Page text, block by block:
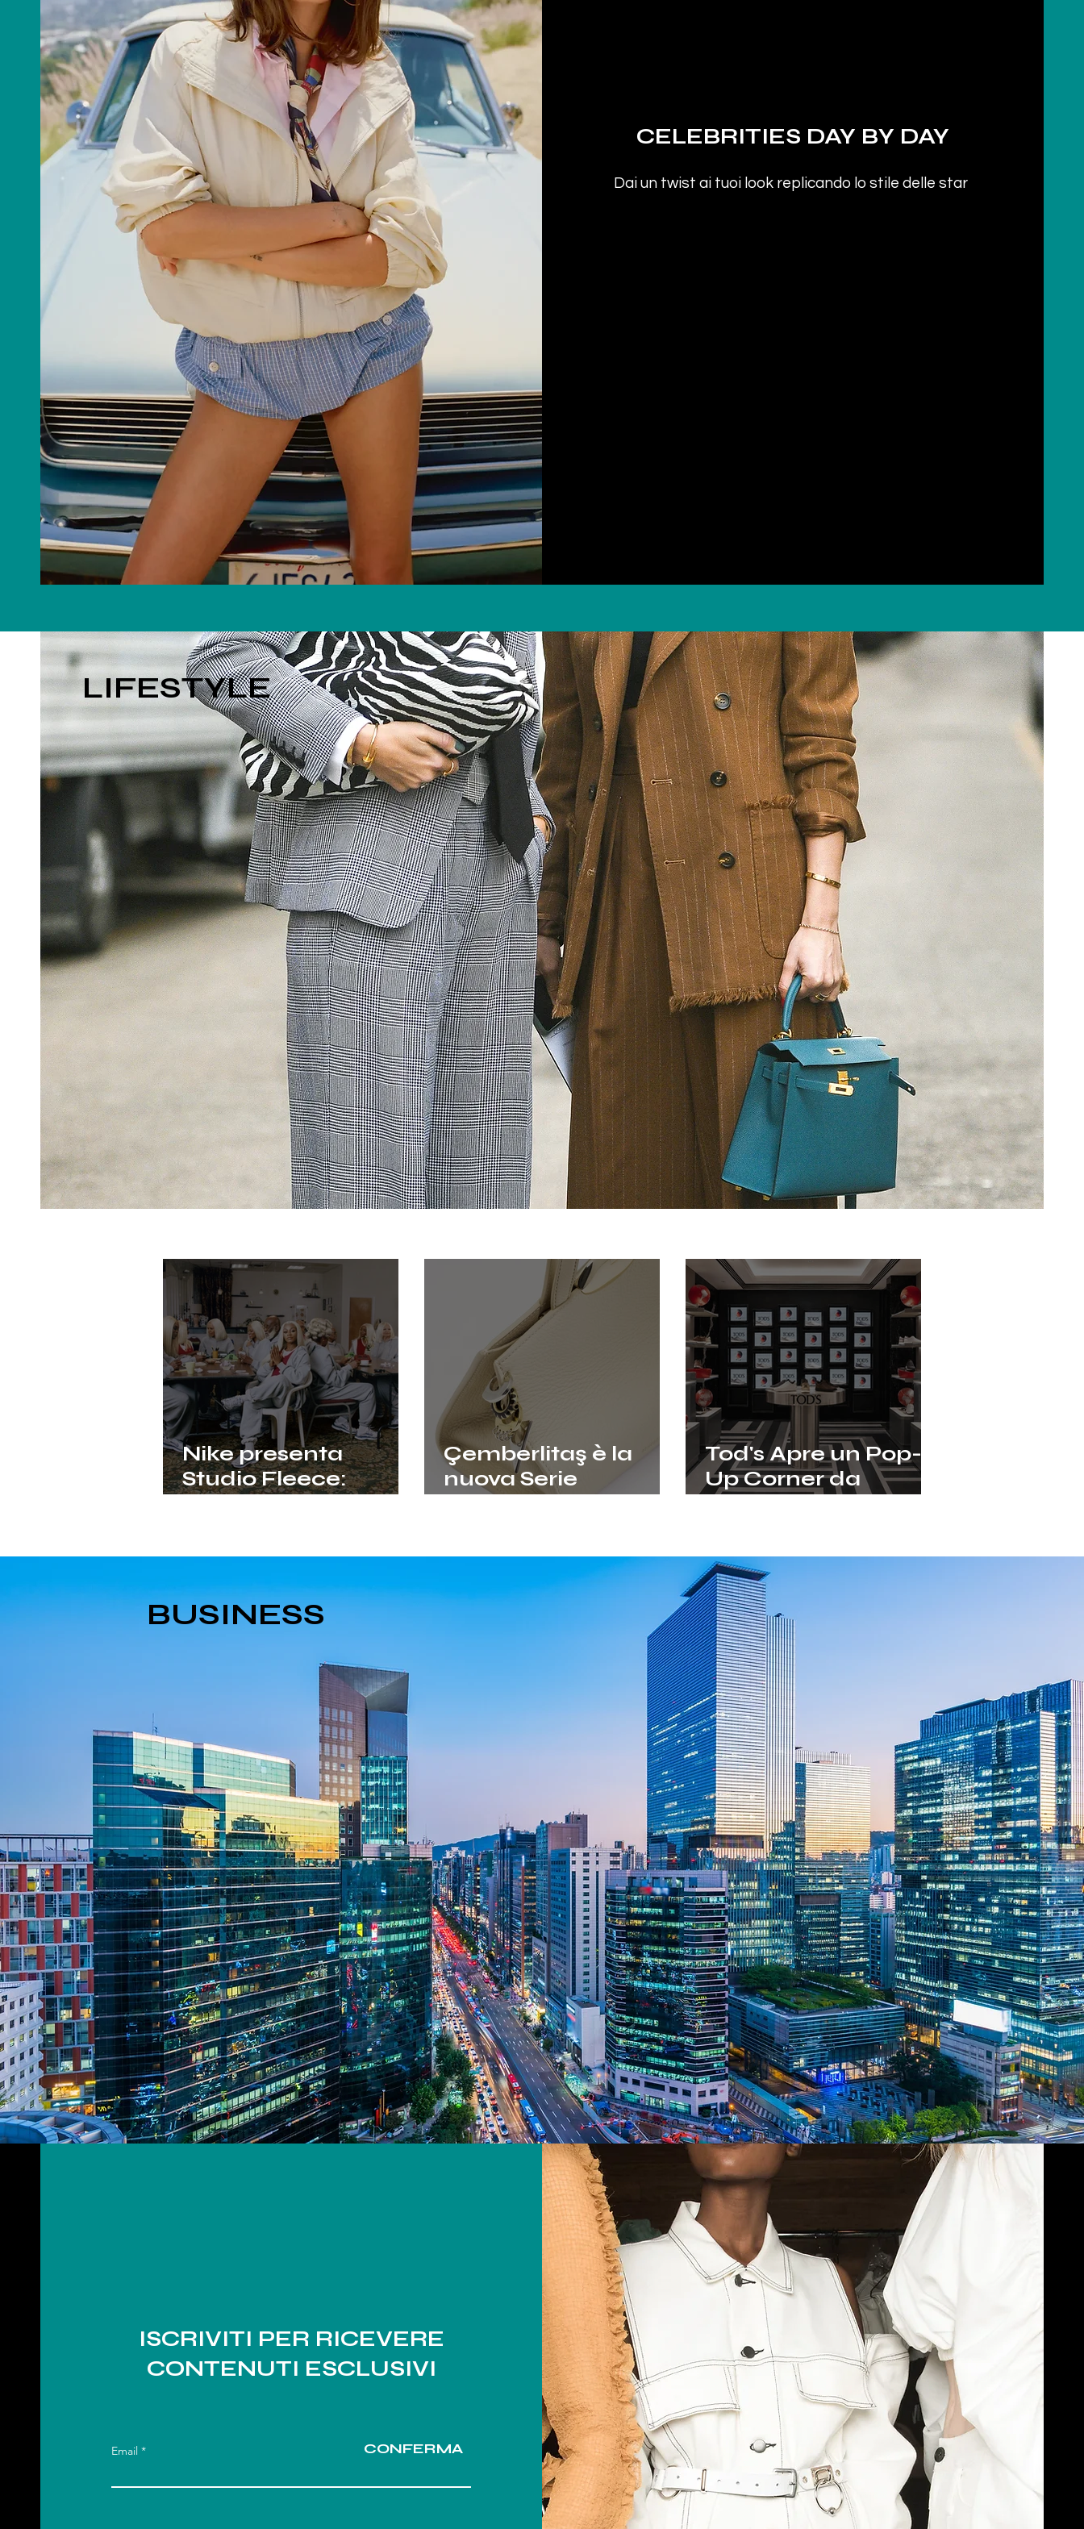
CELEBRITIES DAY BY DAY
Dai un twist ai tuoi look replicando lo stile delle star
LIFESTYLE
LEGGI
Nike presenta
Studio Fleece:
giorni
Çemberlitaş è la
nuova Serie
Jaagravii e
Benedetta
Bruzziches
Tod's Apre un Pop-
Up Corner da
BUSINESS
CONTINUA
ISCRIVITI PER RICEVERE
CONTENUTI ESCLUSIVI
Email CONFERMA